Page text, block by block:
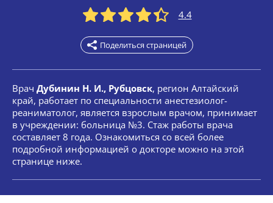
4.4
Поделиться страницей
Врач Дубинин Н. И., Рубцовск, регион Алтайский
край, работает по специальности анестезиолог-
реаниматолог, является взрослым врачом, принимает
в учреждении: больница №3. Стаж работы врача
составляет 8 года. Ознакомиться со всей более
подробной информацией о докторе можно на этой
странице ниже.